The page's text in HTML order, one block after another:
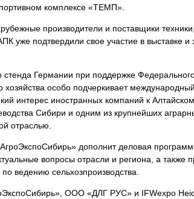
комплексе «ТЕМП».
производители и поставщики
уже подтвердили свое участие в выставкe и
стенда Германии при поддержке
хозяйства особо подчеркивает
интерес иностранных компаний к
Сибири и одним из крупнейших
отраслью.
дополнит деловая
вопросы отрасли и региона, а также
ведению сельхозпроизводства.
ООО «ДЛГ РУС» и IFWexpo